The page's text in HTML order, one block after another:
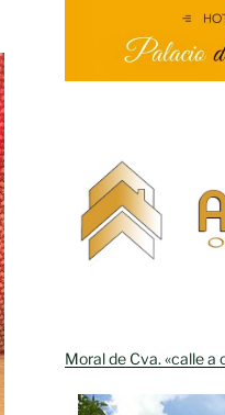
Moral de Cva. «calle a